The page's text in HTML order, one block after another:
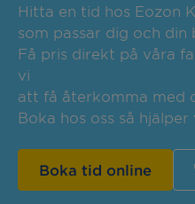
Hitta en tid hos Eozon
som passar dig och din
Få pris direkt på våra
vi
att få återkomma med
Boka hos oss så hjälper
Boka tid online